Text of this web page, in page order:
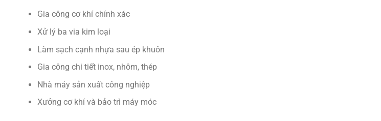
Gia công cơ khí chính xác
Xử lý ba via kim loại
Làm sạch cạnh nhựa sau ép khuôn
Gia công chi tiết inox, nhôm, thép
Nhà máy sản xuất công nghiệp
Xưởng cơ khí và bảo trì máy móc